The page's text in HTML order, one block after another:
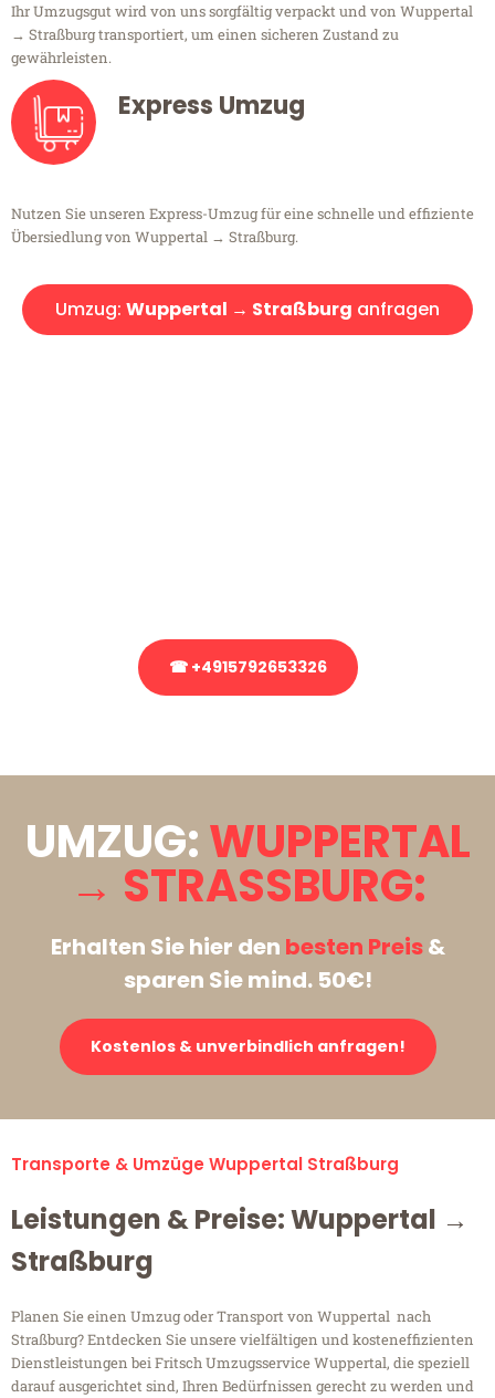
Ihr Umzugsgut wird von uns sorgfältig verpackt und von Wuppertal
→ Straßburg transportiert, um einen sicheren Zustand zu
gewährleisten.
Express Umzug
Nutzen Sie unseren Express-Umzug für eine schnelle und effiziente
Übersiedlung von Wuppertal → Straßburg.
Umzug: Wuppertal → Straßburg anfragen
☎ +4915792653326
UMZUG:WUPPERTAL
→ STRASSBURG:
Erhalten Sie hier den besten Preis&
sparen Sie mind. 50€!
Kostenlos & unverbindlich anfragen!
Transporte & Umzüge Wuppertal Straßburg
Leistungen & Preise: Wuppertal →
Straßburg
Planen Sie einen Umzug oder Transport von Wuppertal nach
Straßburg? Entdecken Sie unsere vielfältigen und kosteneffizienten
Dienstleistungen bei Fritsch Umzugsservice Wuppertal, die speziell
darauf ausgerichtet sind, Ihren Bedürfnissen gerecht zu werden und